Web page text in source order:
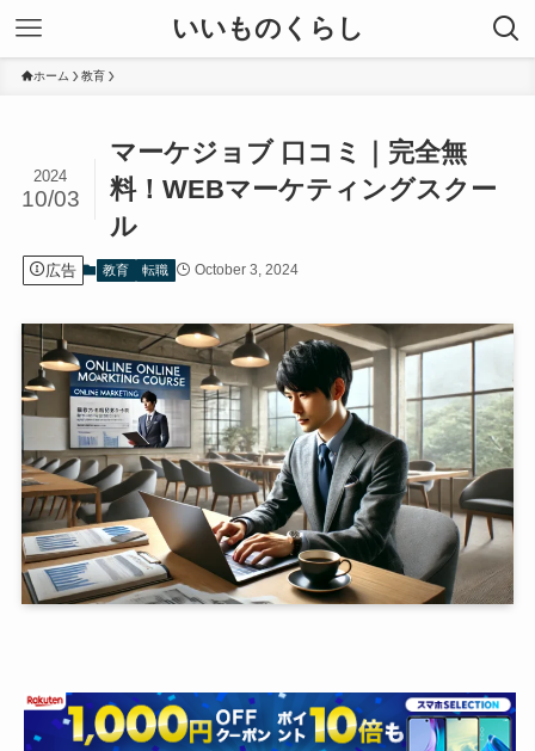
いいものくらし
ホーム 教育
マーケジョブ 口コミ｜完全無
料！WEBマーケティングスクー
ル
2024
10/03
広告 教育 転職 October 3, 2024